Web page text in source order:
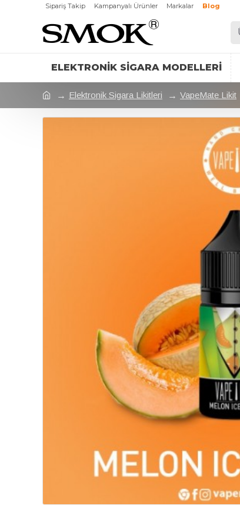
Sipariş Takip Kampanyalı Ürünler Markalar Blog
ELEKTRONIK SIGARA MODELLERI
Elektronik Sigara Likitleri VapeMate Likit